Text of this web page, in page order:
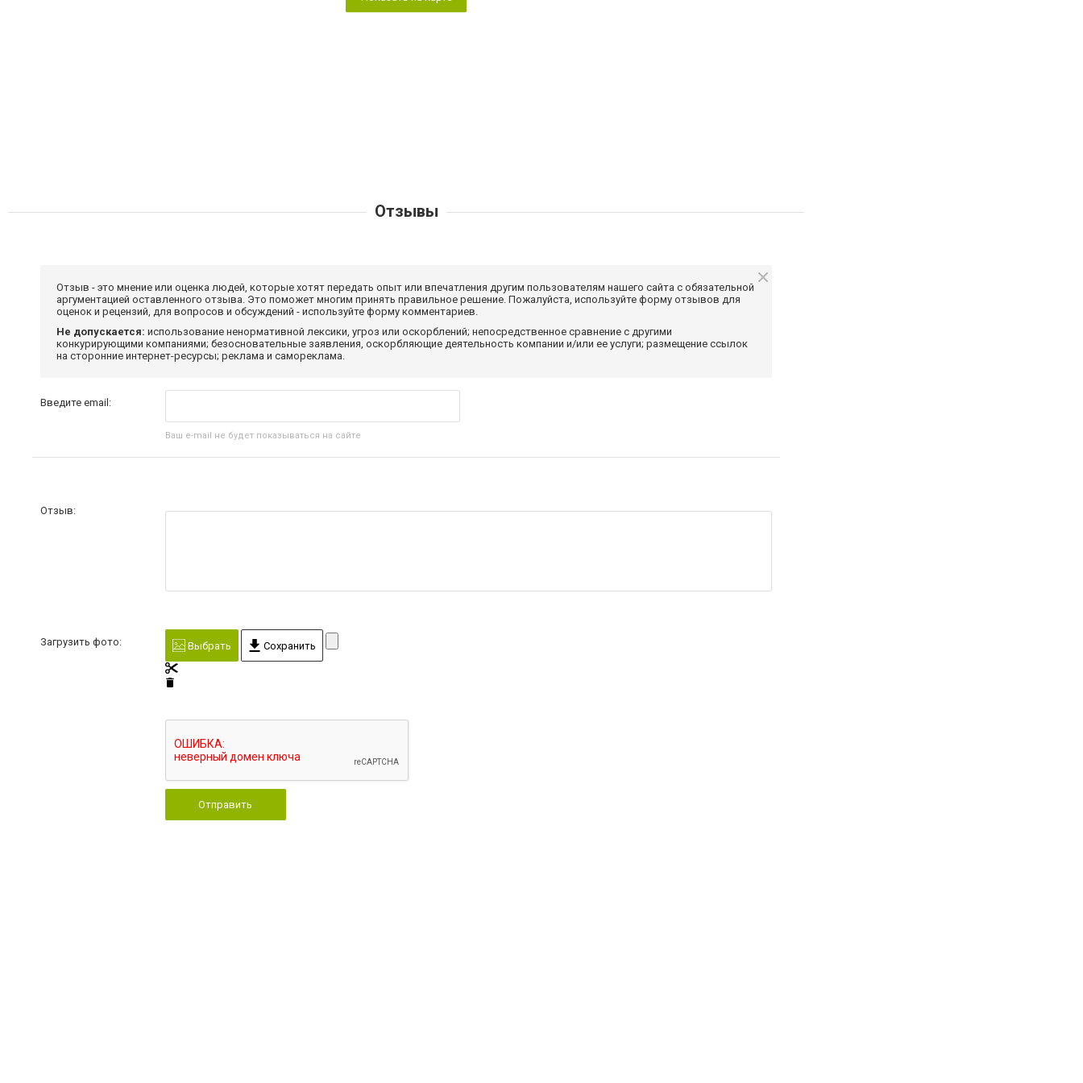
Отзывы
Отзыв - это мнение или оценка людей, которые хотят передать опыт или впечатления другим пользователям нашего сайта с обязательной
аргументацией оставленного отзыва. Это поможет многим принять правильное решение. Пожалуйста, используйте форму отзывов для
оценок и рецензий, для вопросов и обсуждений - используйте форму комментариев.
Не допускается: использование ненормативной лексики, угроз или оскорблений; непосредственное сравнение с другими
конкурирующими компаниями; безосновательные заявления, оскорбляющие деятельность компании и/или ее услуги; размещение ссылок
на сторонние интернет-ресурсы; реклама и самореклама.
Введите email:
Ваш e-mail не будет показываться на сайте
Отзыв:
Загрузить фото: Выбрать Сохранить
Отправить